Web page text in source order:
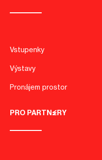
Vstupenky
Výstavy
Pronájem prostor
PRO PARTNERY